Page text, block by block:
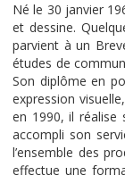
Né le 30 janvier
et dessine.
parvient à un
études de
Son diplôme en
expression
en 1990, il réalise
accompli son
l’ensemble des
effectue une